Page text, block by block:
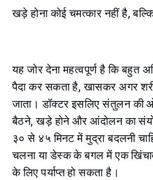
खड़े होना कोई चमत्कार नहीं है,
यह जोर देना महत्वपूर्ण है कि बहुत
पैदा कर सकता है, खासकर अगर
जाता। डॉक्टर इसलिए संतुलन की
बैठने, खड़े होने और आंदोलन का
३० से ४५ मिनट में मुद्रा बदलनी
चलना या डेस्क के बगल में एक
के लिए पर्याप्त हो सकता है।